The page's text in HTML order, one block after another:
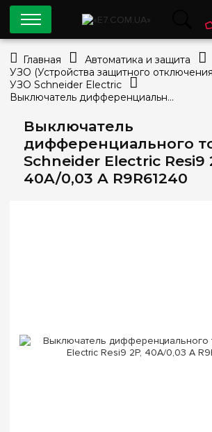
Выключатель
дифференциального
Schneider Electric Resi9
40A/0,03 A R9R61240
0 800
044
Главная
Автоматика и защита
УЗО (Устройства защитного
УЗО Schneider Electric
Выключатель дифференциального тока Schneider Electric Resi9 2P, 40A/0,03 A R9R61240